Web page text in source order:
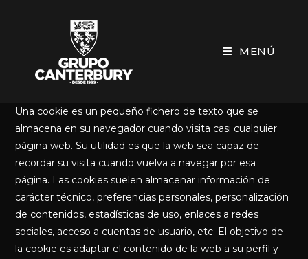
MENÚ
Una cookie es un pequeño fichero de texto que se
almacena en su navegador cuando visita casi cualquier
página web. Su utilidad es que la web sea capaz de
recordar su visita cuando vuelva a navegar por esa
página. Las cookies suelen almacenar información de
carácter técnico, preferencias personales, personalización
de contenidos, estadísticas de uso, enlaces a redes
sociales, acceso a cuentas de usuario, etc. El objetivo de
la cookie es adaptar el contenido de la web a su perfil y